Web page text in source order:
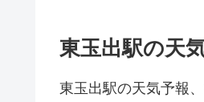
東玉出駅の天
東玉出駅の天気予報